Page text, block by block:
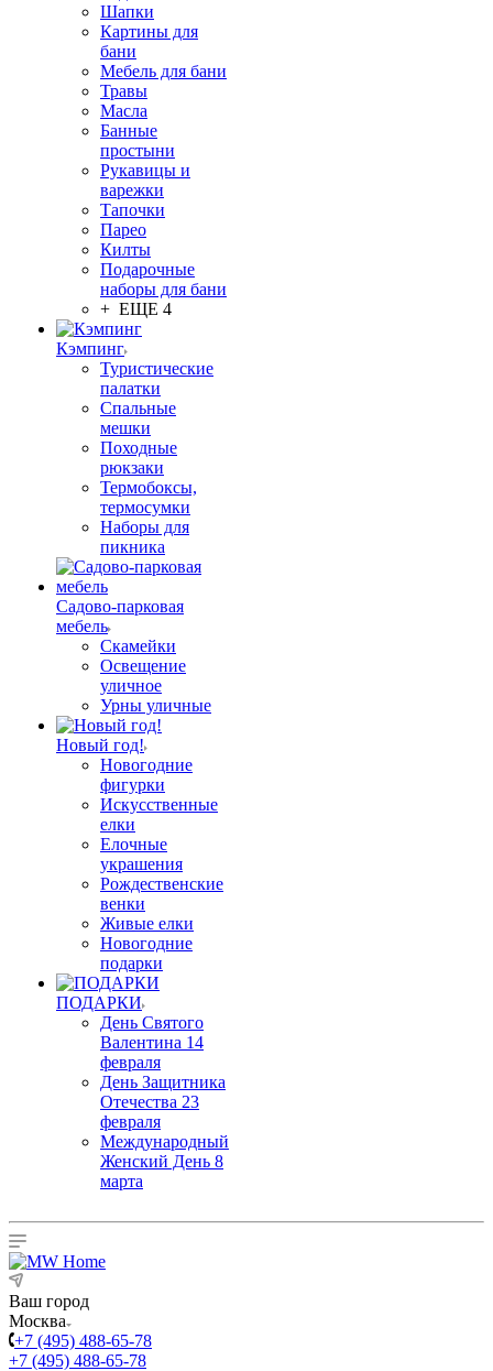
Шапки
Картины для
бани
Мебель для бани
Травы
Масла
Банные
простыни
Рукавицы и
варежки
Тапочки
Парео
Килты
Подарочные
наборы для бани
+ ЕЩЕ 4
Кэмпинг
Туристические
палатки
Спальные
мешки
Походные
рюкзаки
Термобоксы,
термосумки
Наборы для
пикника
Садово-парковая
мебель
Скамейки
Освещение
уличное
Урны уличные
Новый год!
Новогодние
фигурки
Искусственные
елки
Елочные
украшения
Рождественские
венки
Живые елки
Новогодние
подарки
ПОДАРКИ
День Святого
Валентина 14
февраля
День Защитника
Отечества 23
февраля
Международный
Женский День 8
марта
Ваш город
Москва
+7 (495) 488-65-78
+7 (495) 488-65-78